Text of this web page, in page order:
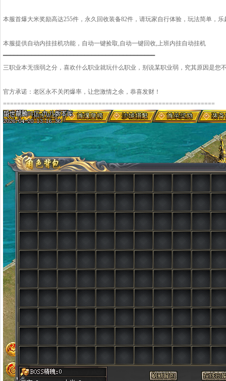
本服首爆大米奖励高达255件，永久回收装备82件，请玩家自行体验，玩法简单，乐
本服提供自动内挂挂机功能，自动一键捡取,自动一键回收,上班内挂自动挂机
━━━━━━━━━━━━━━━━━━━━━━━━━━━━━━━━━━━━━━━━━━━
三职业本无强弱之分，喜欢什么职业就玩什么职业，别说某职业弱，究其原因是您
官方承诺：老区永不关闭爆率，让您激情之余，恭喜发财！
============================================================